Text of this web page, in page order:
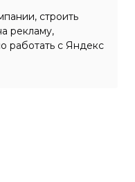
строить
рекламу,
работать с Яндекс